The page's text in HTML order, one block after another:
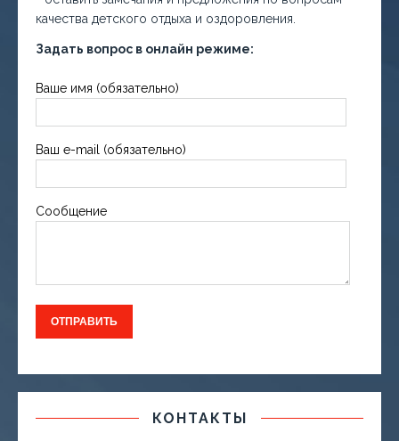
качества детского отдыха и оздоровления.
Задать вопрос в онлайн режиме:
Ваше имя (обязательно)
Ваш e-mail (обязательно)
Сообщение
КОНТАКТЫ